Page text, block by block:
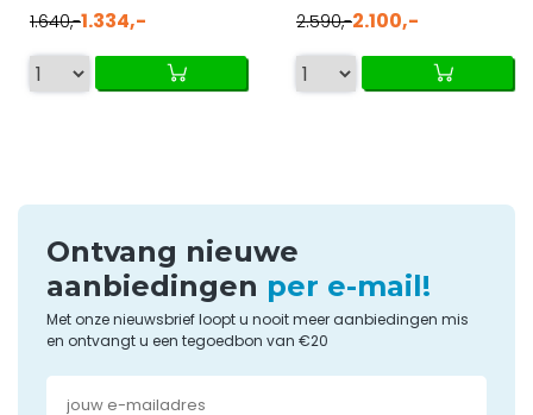
1.640,-1.334,- 2.590,-2.100,-
Ontvang nieuwe
aanbiedingen per e-mail!
Met onze nieuwsbrief loopt u nooit meer aanbiedingen mis
en ontvangt u een tegoedbon van €20